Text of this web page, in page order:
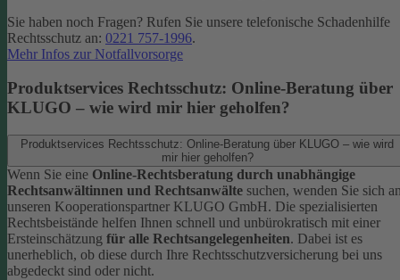
Sie haben noch Fragen? Rufen Sie unsere telefonische Schadenhilfe
Rechtsschutz an: 0221 757-1996.
Mehr Infos zur Notfallvorsorge
Produktservices Rechtsschutz: Online-Beratung über
KLUGO – wie wird mir hier geholfen?
Produktservices Rechtsschutz: Online-Beratung über KLUGO – wie wird
mir hier geholfen?
Wenn Sie eine Online-Rechtsberatung durch unabhängige
Rechtsanwältinnen und Rechtsanwälte suchen, wenden Sie sich
unseren Kooperationspartner KLUGO GmbH. Die spezialisierten
Rechtsbeistände helfen Ihnen schnell und unbürokratisch mit einer
Ersteinschätzung für alle Rechtsangelegenheiten. Dabei ist es
unerheblich, ob diese durch Ihre Rechtsschutzversicherung bei uns
abgedeckt sind oder nicht.